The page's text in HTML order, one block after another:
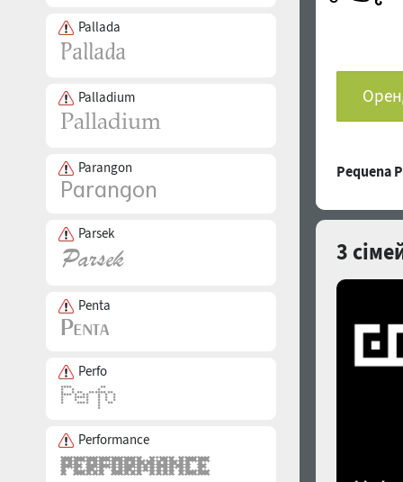
Pallada
Palladium
Parangon
Parsek
Penta
Perfo
Performance
Pequena
3